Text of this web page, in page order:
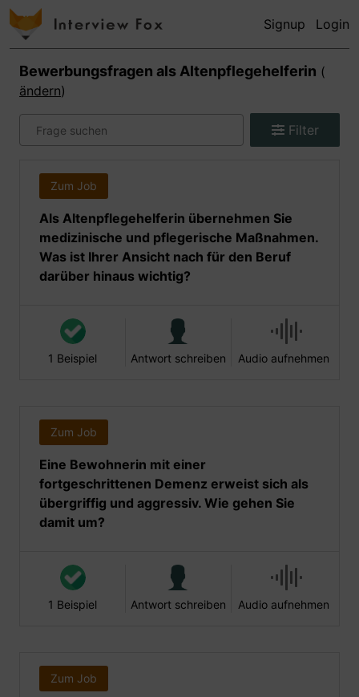
Signup Login
Bewerbungsfragen als Altenpflegehelferin (
ändern)
Filter
Zum Job
Als Altenpflegehelferin übernehmen Sie
medizinische und pflegerische Maßnahmen.
Was ist Ihrer Ansicht nach für den Beruf
darüber hinaus wichtig?
1 Beispiel Antwort schreiben Audio aufnehmen
Zum Job
Eine Bewohnerin mit einer
fortgeschrittenen Demenz erweist sich als
übergriffig und aggressiv. Wie gehen Sie
damit um?
1 Beispiel Antwort schreiben Audio aufnehmen
Zum Job